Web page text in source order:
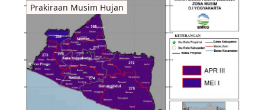
Prakiraan Musim Hujan